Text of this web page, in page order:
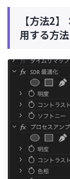
【方法2
用する方法